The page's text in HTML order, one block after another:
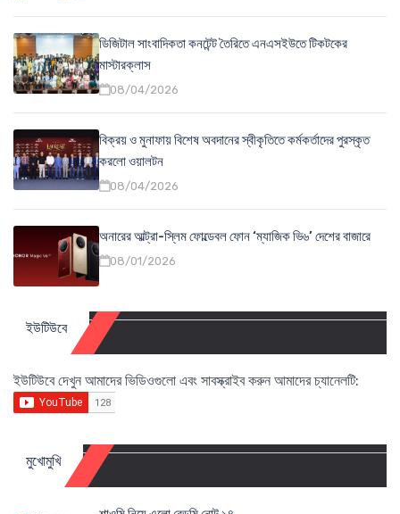
ডিজিটাল সাংবাদিকতা কনটেন্ট তৈরিতে এনএসইউতে টিকটকের
মাস্টারক্লাস
08/04/2026
বিক্রয় ও মুনাফায় বিশেষ অবদানের স্বীকৃতিতে কর্মকর্তাদের পুরস্কৃত
করলো ওয়ালটন
08/04/2026
অনারের আল্ট্রা-স্লিম ফোল্ডেবল ফোন ‘ম্যাজিক ভি৬’ দেশের বাজারে
08/01/2026
ইউটিউবে
ইউটিউবে দেখুন আমাদের ভিডিওগুলো এবং সাবস্ক্রাইব করুন আমাদের চ্যানেলটি:
মুখোমুখি